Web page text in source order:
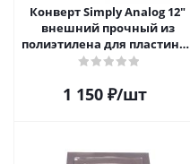
Конверт Simply Analog 12"
внешний прочный из
полиэтилена для пластинок
(25шт)
1 150₽/шт